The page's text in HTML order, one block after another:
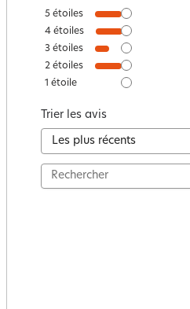
5 étoiles
4 étoiles
3 étoiles
2 étoiles
1 étoile
Trier les avis